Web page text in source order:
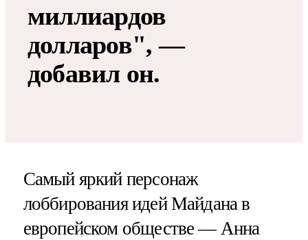
миллиардов
долларов", —
добавил он.
Самый яркий персонаж
лоббирования идей Майдана в
европейском обществе — Анна